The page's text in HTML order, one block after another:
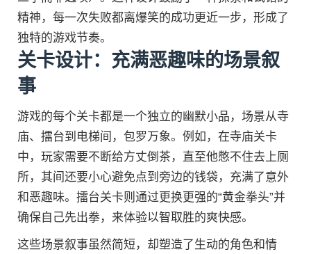
精神，每一次失败都离爆笑的成功更近一步，形成了
独特的游戏节奏。
关卡设计：充满恶趣味的场景叙
事
游戏的每个关卡都是一个独立的幽默小品，场景从寺
庙、擂台到电梯间，包罗万象。例如，在寺庙关卡
中，玩家需要不断给方丈倒茶，直至他憋不住去上厕
所，其间还要小心避免点到旁边的钱袋，充满了意外
和恶趣味。擂台关卡则通过更换更强的“黄金拳头”并
确保自己先出拳，来体验以智取胜的爽快感。
这些场景叙事虽然简短，却塑造了生动的角色和情